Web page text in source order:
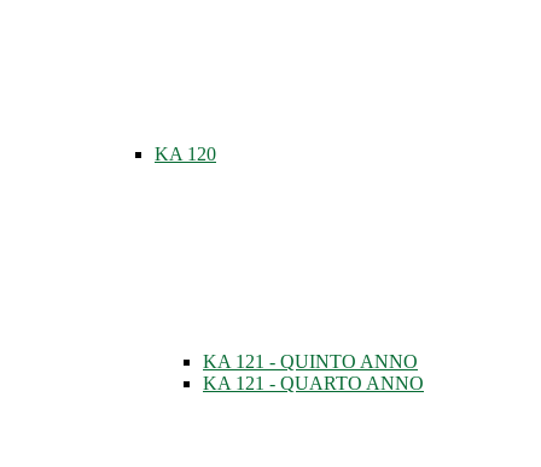
KA 120
KA 121 - QUINTO ANNO
KA 121 - QUARTO ANNO